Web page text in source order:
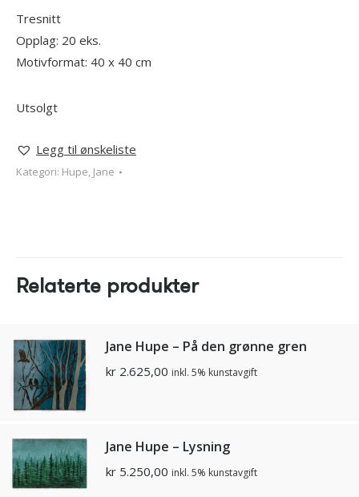
Tresnitt
Opplag: 20 eks.
Motivformat: 40 x 40 cm
Utsolgt
Legg til ønskeliste
Kategori: Hupe, Jane
Relaterte produkter
Jane Hupe – På den grønne gren
kr 2.625,00 inkl. 5% kunstavgift
Jane Hupe – Lysning
kr 5.250,00 inkl. 5% kunstavgift